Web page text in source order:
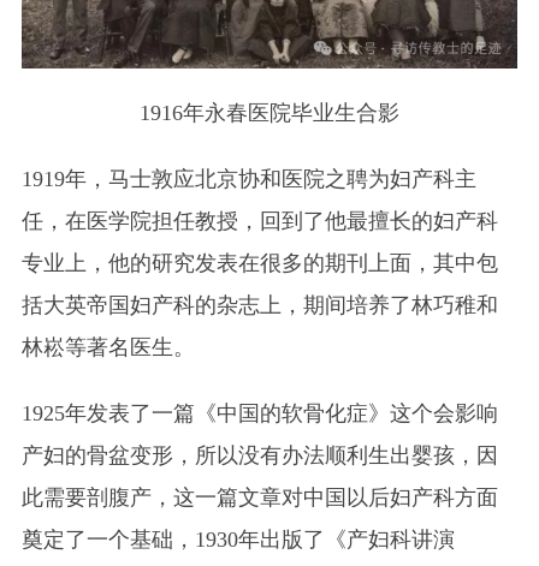
1916年永春医院毕业生合影
1919年，马士敦应北京协和医院之聘为妇产科主
任，在医学院担任教授，回到了他最擅长的妇产科
专业上，他的研究发表在很多的期刊上面，其中包
括大英帝国妇产科的杂志上，期间培养了林巧稚和
林崧等著名医生。
1925年发表了一篇《中国的软骨化症》这个会影响
产妇的骨盆变形，所以没有办法顺利生出婴孩，因
此需要剖腹产，这一篇文章对中国以后妇产科方面
奠定了一个基础，1930年出版了《产妇科讲演